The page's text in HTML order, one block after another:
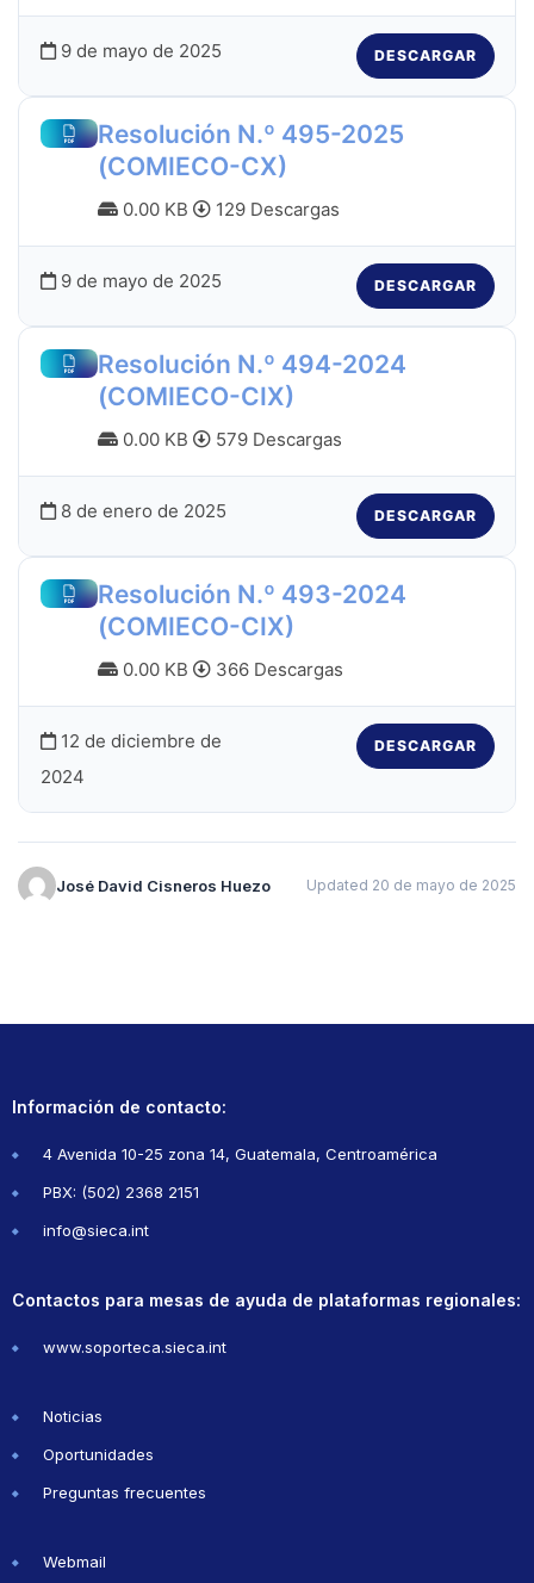
9 de mayo de 2025 DESCARGAR
Resolución N.º 495-2025
(COMIECO-CX)
0.00 KB 129 Descargas
9 de mayo de 2025 DESCARGAR
Resolución N.º 494-2024
(COMIECO-CIX)
0.00 KB 579 Descargas
8 de enero de 2025 DESCARGAR
Resolución N.º 493-2024
(COMIECO-CIX)
0.00 KB 366 Descargas
12 de diciembre de
2024
DESCARGAR
José David Cisneros Huezo Updated 20 de mayo de 2025
Información de contacto:
4 Avenida 10-25 zona 14, Guatemala, Centroamérica
PBX: (502) 2368 2151
info@sieca.int
Contactos para mesas de ayuda de plataformas regionales:
www.soporteca.sieca.int
Noticias
Oportunidades
Preguntas frecuentes
Webmail